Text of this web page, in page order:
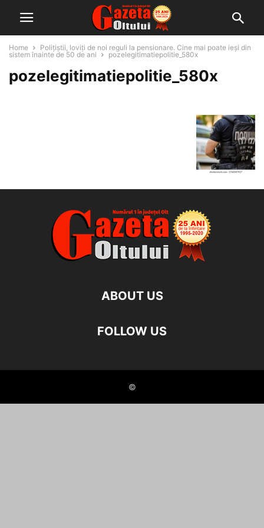
Home
Polițiștii, loviți de noi reguli la pensionare. Cine mai poate ieși din
sistem înainte de 50 de ani
pozelegitimatiepolitie_580x
pozelegitimatiepolitie_580x
ABOUT US
FOLLOW US
©